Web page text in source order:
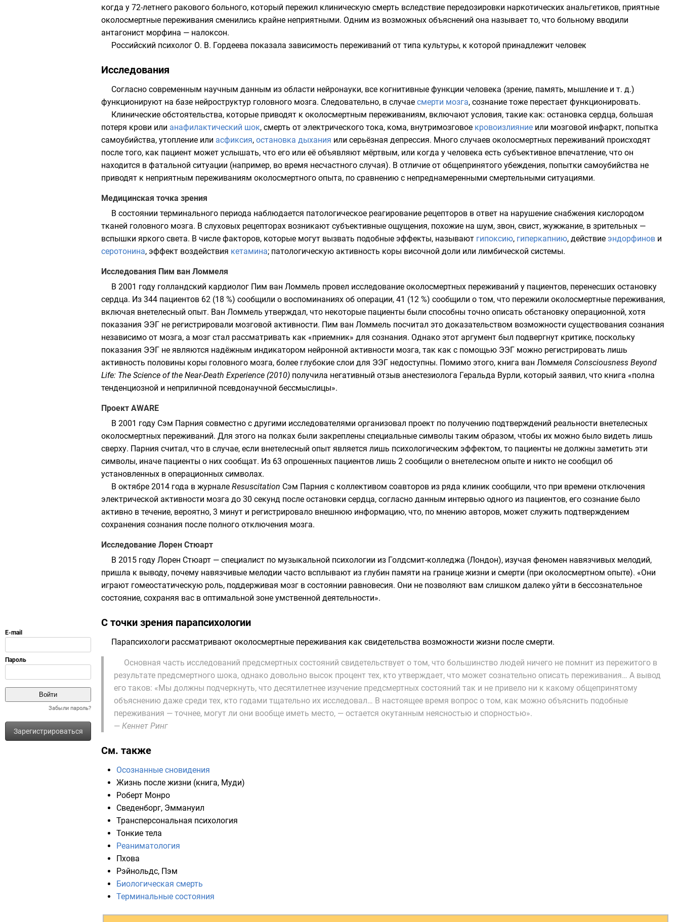
Забыли пароль?
Зарегистрироваться
когда у 72-летнего ракового больного, который пережил клиническую смерть вследствие передозировки наркотических анальгетиков, приятные
околосмертные переживания сменились крайне неприятными. Одним из возможных объяснений она называет то, что больному вводили
антагонист морфина — налоксон.
Российский психолог О. В. Гордеева показала зависимость переживаний от типа культуры, к которой принадлежит человек
Исследования
Согласно современным научным данным из области нейронауки, все когнитивные функции человека (зрение, память, мышление и т. д.)
функционируют на базе нейроструктур головного мозга. Следовательно, в случае смерти мозга, сознание тоже перестает функционировать.
Клинические обстоятельства, которые приводят к околосмертным переживаниям, включают условия, такие как: остановка сердца, большая
потеря крови или анафилактический шок, смерть от электрического тока, кома, внутримозговое кровоизлияние или мозговой инфаркт, попытка
самоубийства, утопление или асфиксия, остановка дыхания или серьёзная депрессия. Много случаев околосмертных переживаний происходят
после того, как пациент может услышать, что его или её объявляют мёртвым, или когда у человека есть субъективное впечатление, что он
находится в фатальной ситуации (например, во время несчастного случая). В отличие от общепринятого убеждения, попытки самоубийства не
приводят к неприятным переживаниям околосмертного опыта, по сравнению с непреднамеренными смертельными ситуациями.
Медицинская точка зрения
В состоянии терминального периода наблюдается патологическое реагирование рецепторов в ответ на нарушение снабжения кислородом
тканей головного мозга. В слуховых рецепторах возникают субъективные ощущения, похожие на шум, звон, свист, жужжание, в зрительных —
вспышки яркого света. В числе факторов, которые могут вызвать подобные эффекты, называют гипоксию, гиперкапнию, действие эндорфинов и
серотонина, эффект воздействия кетамина; патологическую активность коры височной доли или лимбической системы.
Исследования Пим ван Ломмеля
В 2001 году голландский кардиолог Пим ван Ломмель провел исследование околосмертных переживаний у пациентов, перенесших остановку
сердца. Из 344 пациентов 62 (18 %) сообщили о воспоминаниях об операции, 41 (12 %) сообщили о том, что пережили околосмертные переживания,
включая внетелесный опыт. Ван Ломмель утверждал, что некоторые пациенты были способны точно описать обстановку операционной, хотя
показания ЭЭГ не регистрировали мозговой активности. Пим ван Ломмель посчитал это доказательством возможности существования сознания
независимо от мозга, а мозг стал рассматривать как «приемник» для сознания. Однако этот аргумент был подвергнут критике, поскольку
показания ЭЭГ не являются надёжным индикатором нейронной активности мозга, так как с помощью ЭЭГ можно регистрировать лишь
активность половины коры головного мозга, более глубокие слои для ЭЭГ недоступны. Помимо этого, книга ван Ломмеля Consciousness Beyond
Life: The Science of the Near-Death Experience (2010) получила негативный отзыв анестезиолога Геральда Вурли, который заявил, что книга «полна
тенденциозной и неприличной псевдонаучной бессмыслицы».
Проект AWARE
В 2001 году Сэм Парния совместно с другими исследователями организовал проект по получению подтверждений реальности внетелесных
околосмертных переживаний. Для этого на полках были закреплены специальные символы таким образом, чтобы их можно было видеть лишь
сверху. Парния считал, что в случае, если внетелесный опыт является лишь психологическим эффектом, то пациенты не должны заметить эти
символы, иначе пациенты о них сообщат. Из 63 опрошенных пациентов лишь 2 сообщили о внетелесном опыте и никто не сообщил об
установленных в операционных символах.
В октябре 2014 года в журнале Resuscitation Сэм Парния с коллективом соавторов из ряда клиник сообщили, что при времени отключения
электрической активности мозга до 30 секунд после остановки сердца, согласно данным интервью одного из пациентов, его сознание было
активно в течение, вероятно, 3 минут и регистрировало внешнюю информацию, что, по мнению авторов, может служить подтверждением
сохранения сознания после полного отключения мозга.
Исследование Лорен Стюарт
В 2015 году Лорен Стюарт — специалист по музыкальной психологии из Голдсмит-колледжа (Лондон), изучая феномен навязчивых мелодий,
пришла к выводу, почему навязчивые мелодии часто всплывают из глубин памяти на границе жизни и смерти (при околосмертном опыте). «Они
играют гомеостатическую роль, поддерживая мозг в состоянии равновесия. Они не позволяют вам слишком далеко уйти в бессознательное
состояние, сохраняя вас в оптимальной зоне умственной деятельности».
С точки зрения парапсихологии
Парапсихологи рассматривают околосмертные переживания как свидетельства возможности жизни после смерти.
Основная часть исследований предсмертных состояний свидетельствует о том, что большинство людей ничего не помнит из пережитого в
результате предсмертного шока, однако довольно высок процент тех, кто утверждает, что может сознательно описать переживания… А вывод
его таков: «Мы должны подчеркнуть, что десятилетнее изучение предсмертных состояний так и не привело ни к какому общепринятому
объяснению даже среди тех, кто годами тщательно их исследовал… В настоящее время вопрос о том, как можно объяснить подобные
переживания — точнее, могут ли они вообще иметь место, — остается окутанным неясностью и спорностью».
— Кеннет Ринг
См. также
Осознанные сновидения
Жизнь после жизни (книга, Муди)
Роберт Монро
Сведенборг, Эммануил
Трансперсональная психология
Тонкие тела
Реаниматология
Пхова
Рэйнольдс, Пэм
Биологическая смерть
Терминальные состояния